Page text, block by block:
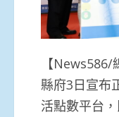
【News586/
縣府3日宣布
活點數平台